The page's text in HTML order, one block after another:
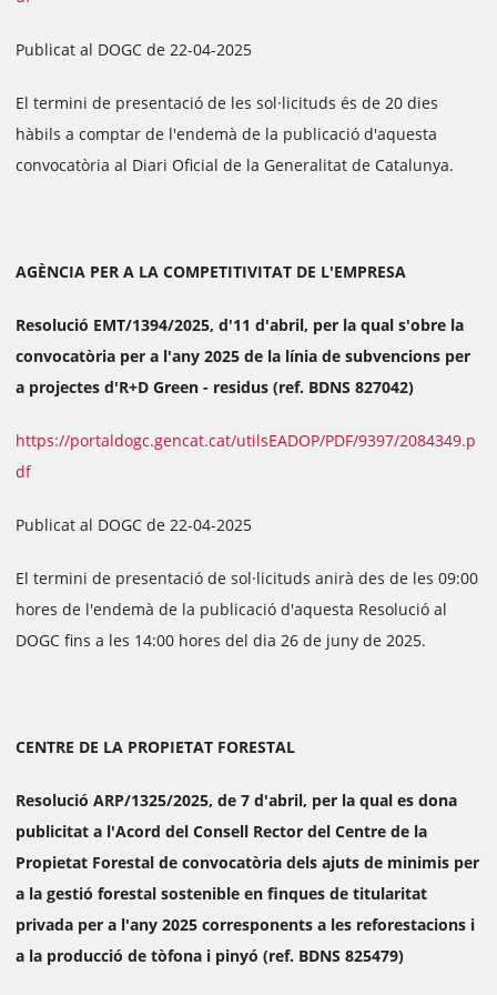
Publicat al DOGC de 22-04-2025
El termini de presentació de les sol·licituds és de 20 dies
hàbils a comptar de l'endemà de la publicació d'aquesta
convocatòria al Diari Oficial de la Generalitat de Catalunya.
AGÈNCIA PER A LA COMPETITIVITAT DE L'EMPRESA
Resolució EMT/1394/2025, d'11 d'abril, per la qual s'obre la
convocatòria per a l'any 2025 de la línia de subvencions per
a projectes d'R+D Green - residus (ref. BDNS 827042)
https://portaldogc.gencat.cat/utilsEADOP/PDF/9397/2084349.p
df
Publicat al DOGC de 22-04-2025
El termini de presentació de sol·licituds anirà des de les 09:00
hores de l'endemà de la publicació d'aquesta Resolució al
DOGC fins a les 14:00 hores del dia 26 de juny de 2025.
CENTRE DE LA PROPIETAT FORESTAL
Resolució ARP/1325/2025, de 7 d'abril, per la qual es dona
publicitat a l'Acord del Consell Rector del Centre de la
Propietat Forestal de convocatòria dels ajuts de minimis per
a la gestió forestal sostenible en finques de titularitat
privada per a l'any 2025 corresponents a les reforestacions i
a la producció de tòfona i pinyó (ref. BDNS 825479)